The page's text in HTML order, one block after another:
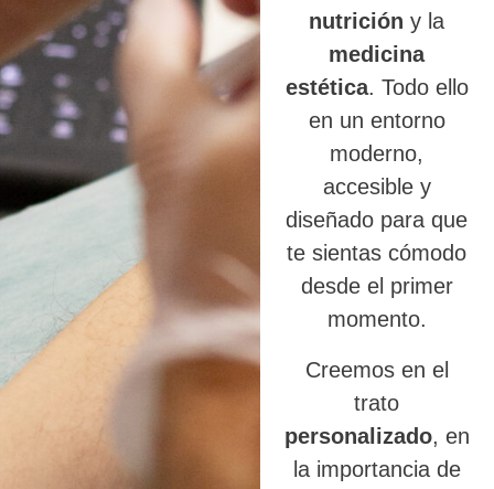
nutrición y la
medicina
estética. Todo ello
en un entorno
moderno,
accesible y
diseñado para que
te sientas cómodo
desde el primer
momento.
Creemos en el
trato
personalizado, en
la importancia de